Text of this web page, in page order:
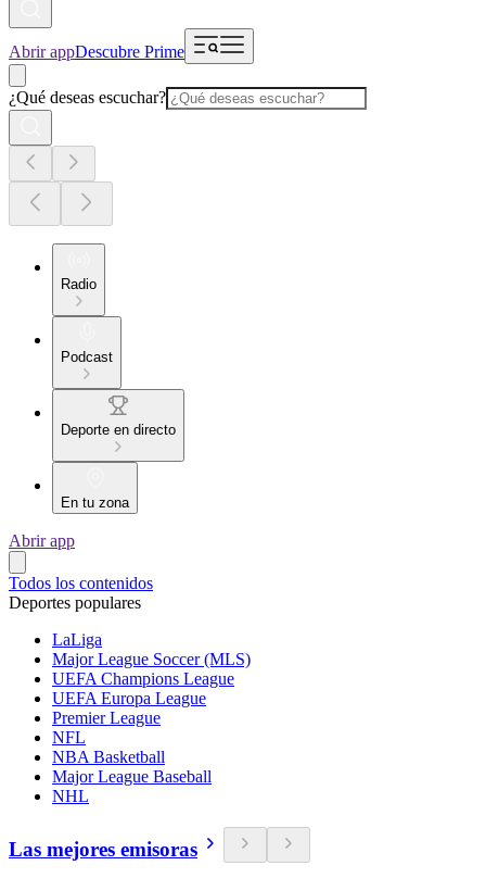
Abrir appDescubre Prime
¿Qué deseas escuchar?
Radio
Podcast
Deporte en directo
En tu zona
Abrir app
Todos los contenidos
Deportes populares
LaLiga
Major League Soccer (MLS)
UEFA Champions League
UEFA Europa League
Premier League
NFL
NBA Basketball
Major League Baseball
NHL
Las mejores emisoras